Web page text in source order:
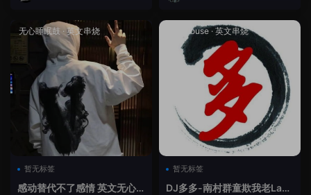
无心睡眠鼓 ·英文串烧
暂无标签
感动替代不了感情 英文无心
Lak House· 英文串烧
暂无标签
DJ多多-南村群童欺我老Lak